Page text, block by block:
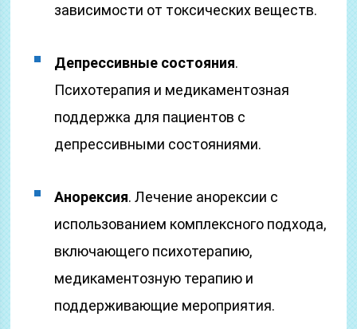
зависимости от токсических веществ.
Депрессивные состояния.
Психотерапия и медикаментозная
поддержка для пациентов с
депрессивными состояниями.
Анорексия. Лечение анорексии с
использованием комплексного подхода,
включающего психотерапию,
медикаментозную терапию и
поддерживающие мероприятия.